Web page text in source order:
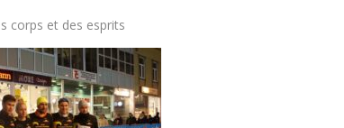
corps et des esprits